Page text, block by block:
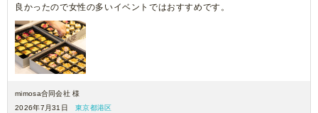
良かったので女性の多いイベントではおすすめです。
mimosa合同会社 様
2026年7月31日
東京都港区